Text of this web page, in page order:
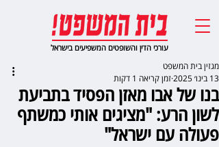
עורכי הדין והשופטים המשפיעים בישראל
בנו של אבו מאזן הפסיד בתביעת
לשון הרע: "מציגים אותי כמשתף
פעולה עם ישראל"
מגזין בית המשפט
13 בינו׳ 2025
זמן קריאה 1 דקות